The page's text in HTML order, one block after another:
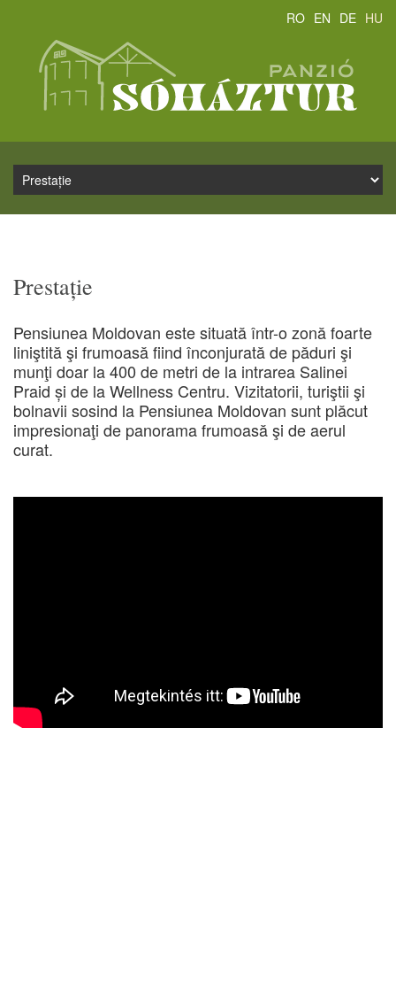
RO EN DE HU
Prestație
Pensiunea Moldovan este situată într-o zonă foarte
liniştită şi frumoasă fiind înconjurată de păduri şi
munţi doar la 400 de metri de la intrarea Salinei
Praid și de la Wellness Centru. Vizitatorii, turiştii şi
bolnavii sosind la Pensiunea Moldovan sunt plăcut
impresionaţi de panorama frumoasă şi de aerul
curat.